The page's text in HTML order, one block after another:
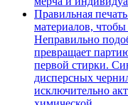
Правильная
материалов, чтобы
Неправильно
превращает
первой стирки.
дисперсных
исключительно